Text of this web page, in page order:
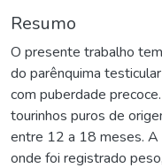
Resumo
O presente trabalho
do parênquima
com puberdade
tourinhos puros de
entre 12 a 18 meses. A
onde foi registrado